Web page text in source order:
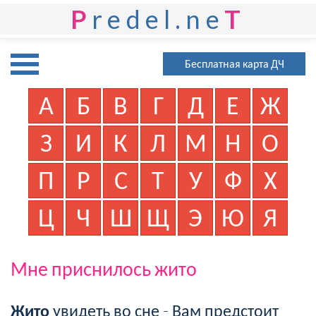
P redel.ne T
Бесплатная карта ДЧ
А Б В Г Д Е
Ж
З
И К Л М Н
О
П
Р С Т У Ф
Х
Ц
Ч Ш Щ Э Ю Я
Мне приснилось жито
Житоувидеть во сне - Вам предстоит